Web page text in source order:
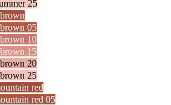
25
05
10
15
20
25
red
red 05